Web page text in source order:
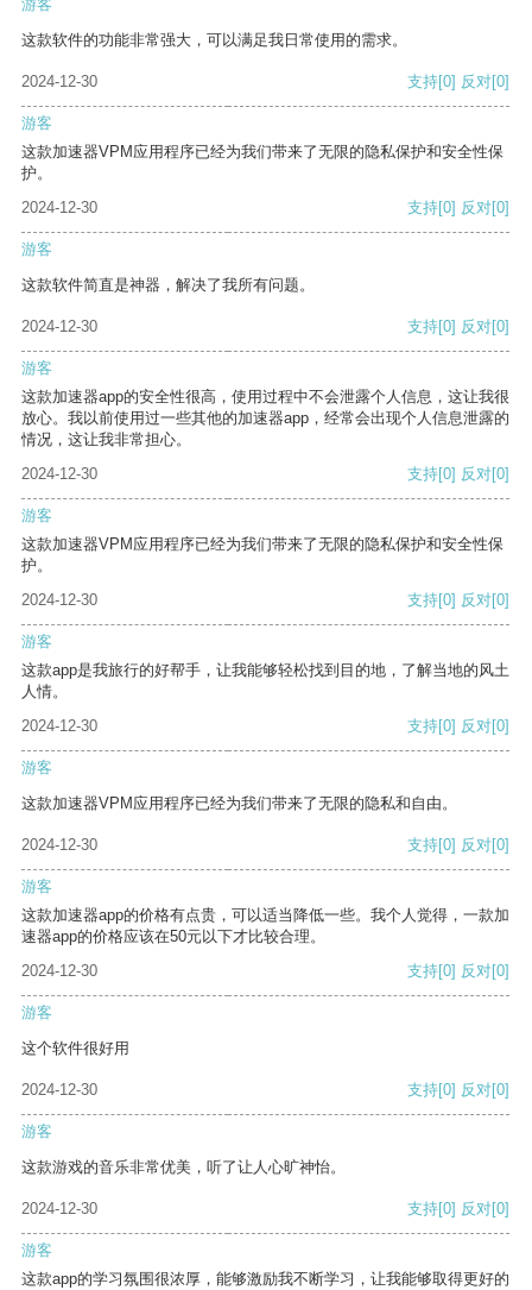
游客
这款软件的功能非常强大，可以满足我日常使用的需求。
2024-12-30 支持[0] 反对[0]
游客
这款加速器VPM应用程序已经为我们带来了无限的隐私保护和安全性保
护。
2024-12-30
支持[0] 反对[0]
游客
这款软件简直是神器，解决了我所有问题。
2024-12-30 支持[0] 反对[0]
游客
这款加速器app的安全性很高，使用过程中不会泄露个人信息，这让我很
放心。我以前使用过一些其他的加速器app，经常会出现个人信息泄露的
情况，这让我非常担心。
2024-12-30
支持[0] 反对[0]
游客
这款加速器VPM应用程序已经为我们带来了无限的隐私保护和安全性保
护。
2024-12-30
支持[0] 反对[0]
游客
这款app是我旅行的好帮手，让我能够轻松找到目的地，了解当地的风土
人情。
2024-12-30
支持[0] 反对[0]
游客
这款加速器VPM应用程序已经为我们带来了无限的隐私和自由。
2024-12-30 支持[0] 反对[0]
游客
这款加速器app的价格有点贵，可以适当降低一些。我个人觉得，一款加
速器app的价格应该在50元以下才比较合理。
2024-12-30
支持[0] 反对[0]
游客
这个软件很好用
2024-12-30 支持[0] 反对[0]
游客
这款游戏的音乐非常优美，听了让人心旷神怡。
2024-12-30 支持[0] 反对[0]
游客
这款app的学习氛围很浓厚，能够激励我不断学习，让我能够取得更好的